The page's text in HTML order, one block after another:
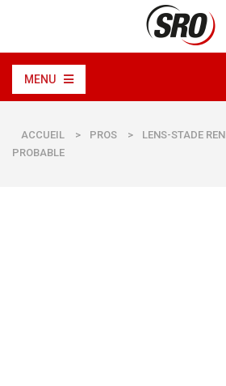
MENU
ACCUEIL > PROS >
LENS-STADE
PROBABLE